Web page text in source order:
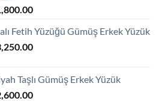
Şu
fiyat:
₺1,800.00.
Fetih Yüzüğü Gümüş Erkek Yüzük
Şu
₺3,250.00.
Taşlı Gümüş Erkek Yüzük
Şu